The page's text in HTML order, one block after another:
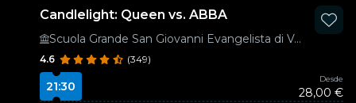
Candlelight: Queen vs. ABBA
Scuola Grande San Giovanni Evangelista di Venezia
4.6 (349)
21:30
Desde
28,00 €